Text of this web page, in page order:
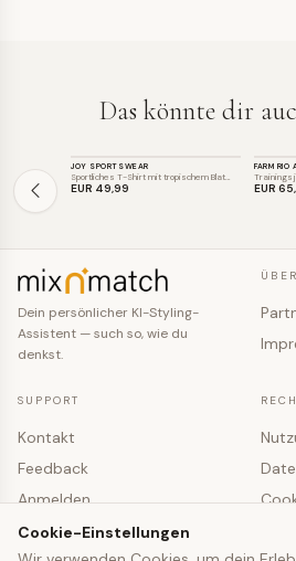
Das könnte dir
JOY SPORTSWEAR
Sportliches T-Shirt mit tropischem Blat…
EUR 49,99
FARM RIO
EUR 65
Dein persönlicher KI-Styling-
Assistent — such so, wie du
denkst.
SUPPORT
Kontakt
Feedback
Anmelden
Registrieren
Cookie-Einstellungen